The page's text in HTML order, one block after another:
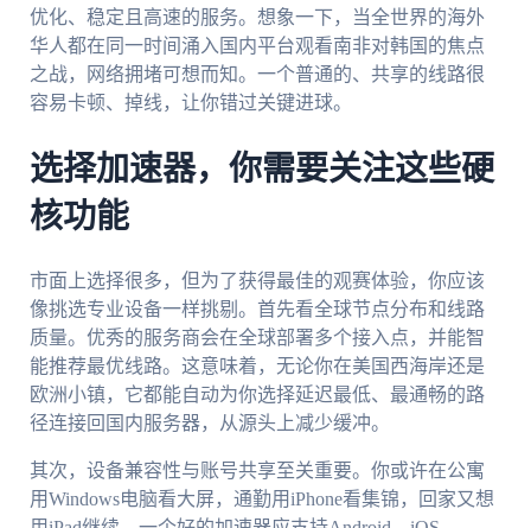
优化、稳定且高速的服务。想象一下，当全世界的海外
华人都在同一时间涌入国内平台观看南非对韩国的焦点
之战，网络拥堵可想而知。一个普通的、共享的线路很
容易卡顿、掉线，让你错过关键进球。
选择加速器，你需要关注这些硬
核功能
市面上选择很多，但为了获得最佳的观赛体验，你应该
像挑选专业设备一样挑剔。首先看全球节点分布和线路
质量。优秀的服务商会在全球部署多个接入点，并能智
能推荐最优线路。这意味着，无论你在美国西海岸还是
欧洲小镇，它都能自动为你选择延迟最低、最通畅的路
径连接回国内服务器，从源头上减少缓冲。
其次，设备兼容性与账号共享至关重要。你或许在公寓
用Windows电脑看大屏，通勤用iPhone看集锦，回家又想